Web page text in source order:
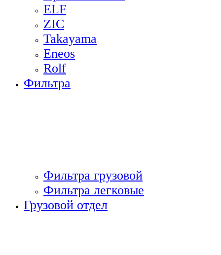
ELF
ZIC
Takayama
Eneos
Rolf
Фильтра
Фильтра грузовой
Фильтра легковые
Грузовой отдел